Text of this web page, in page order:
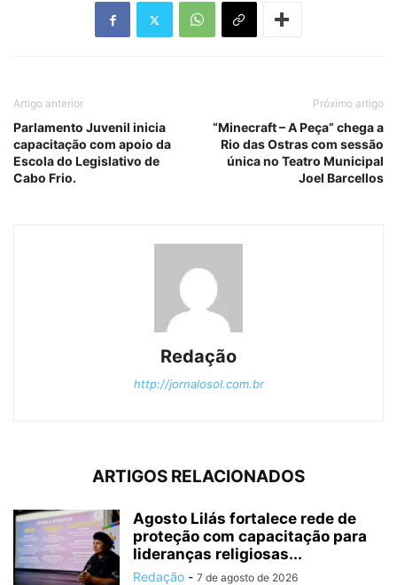
Artigo anterior
Parlamento Juvenil inicia
capacitação com apoio da
Escola do Legislativo de
Cabo Frio.
Próximo artigo
“Minecraft – A Peça” chega a
Rio das Ostras com sessão
única no Teatro Municipal
Joel Barcellos
Redação
http://jornalosol.com.br
ARTIGOS RELACIONADOS
Agosto Lilás fortalece rede de
proteção com capacitação para
lideranças religiosas...
Redação - 7 de agosto de 2026